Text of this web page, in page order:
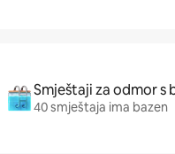
Smještaji za odmor s
40 smještaja ima bazen